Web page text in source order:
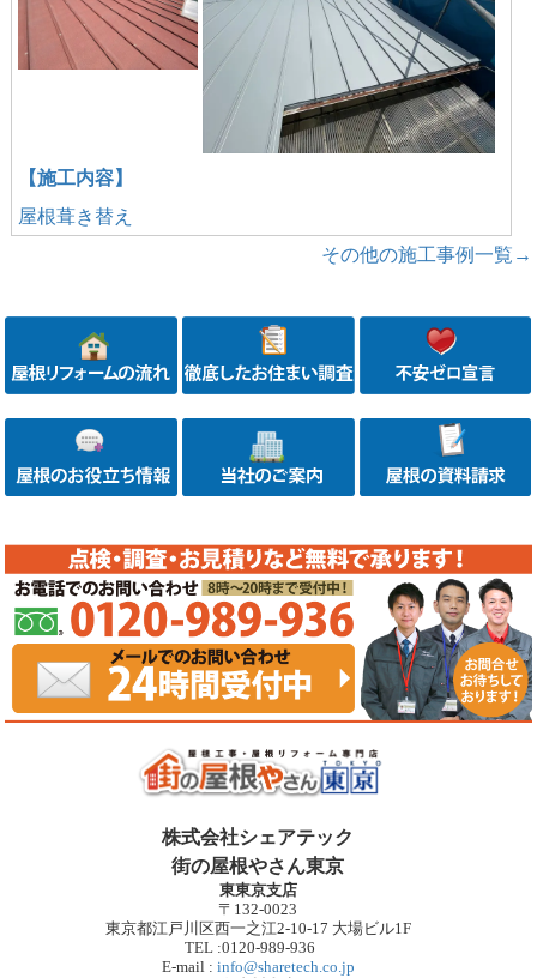
【施工内容】
屋根葺き替え
その他の施工事例一覧→
株式会社シェアテック
街の屋根やさん東京
東東京支店
〒132-0023
東京都江戸川区西一之江2-10-17 大場ビル1F
TEL :0120-989-936
E-mail : info@sharetech.co.jp